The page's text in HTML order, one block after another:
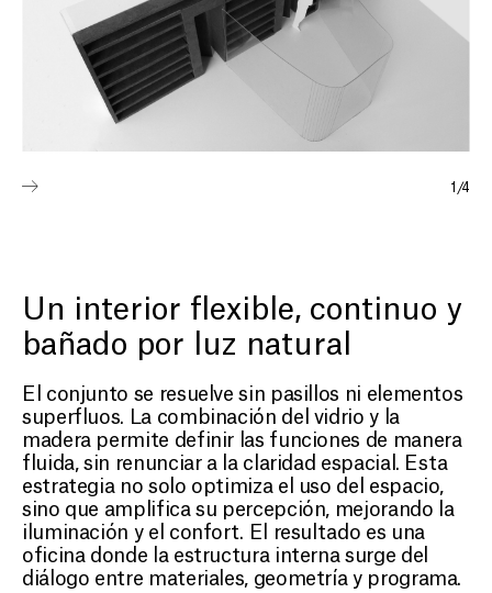
1/4
Un interior flexible, continuo y
bañado por luz natural
El conjunto se resuelve sin pasillos ni elementos
superfluos. La combinación del vidrio y la
madera permite definir las funciones de manera
fluida, sin renunciar a la claridad espacial. Esta
estrategia no solo optimiza el uso del espacio,
sino que amplifica su percepción, mejorando la
iluminación y el confort. El resultado es una
oficina donde la estructura interna surge del
diálogo entre materiales, geometría y programa.